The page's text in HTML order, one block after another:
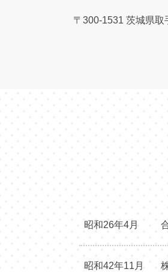
〒300-1531 茨城県取
昭和26年4月
昭和42年11月